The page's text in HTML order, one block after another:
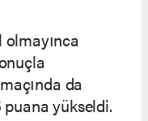
da
yükseldi.